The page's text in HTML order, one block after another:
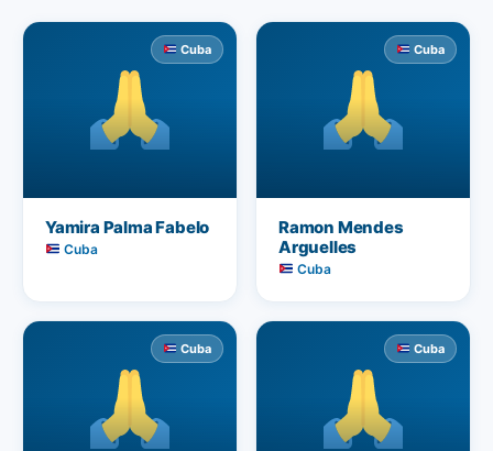
Cuba
Yamira Palma Fabelo
Cuba
Cuba
Ramon Mendes
Arguelles
Cuba
Cuba Cuba